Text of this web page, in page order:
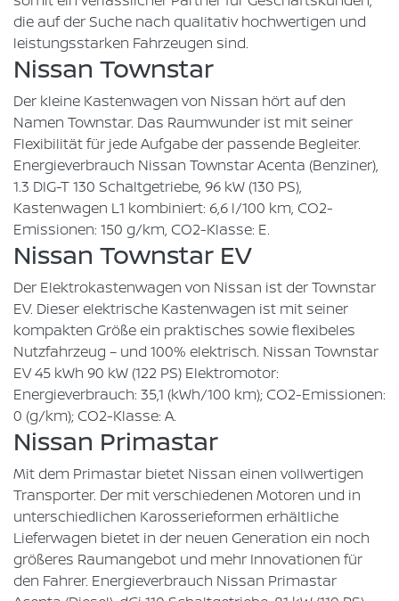
die auf der Suche nach qualitativ hochwertigen und
leistungsstarken Fahrzeugen sind.
Nissan Townstar
Der kleine Kastenwagen von Nissan hört auf den
Namen Townstar. Das Raumwunder ist mit seiner
Flexibilität für jede Aufgabe der passende Begleiter.
Energieverbrauch Nissan Townstar Acenta (Benziner),
1.3 DIG-T 130 Schaltgetriebe, 96 kW (130 PS),
Kastenwagen L1 kombiniert: 6,6 l/100 km, CO2-
Emissionen: 150 g/km, CO2-Klasse: E.
Nissan Townstar EV
Der Elektrokastenwagen von Nissan ist der Townstar
EV. Dieser elektrische Kastenwagen ist mit seiner
kompakten Größe ein praktisches sowie flexibeles
Nutzfahrzeug – und 100% elektrisch. Nissan Townstar
EV 45 kWh 90 kW (122 PS) Elektromotor:
Energieverbrauch: 35,1 (kWh/100 km); CO2-Emissionen:
0 (g/km); CO2-Klasse: A.
Nissan Primastar
Mit dem Primastar bietet Nissan einen vollwertigen
Transporter. Der mit verschiedenen Motoren und in
unterschiedlichen Karosserieformen erhältliche
Lieferwagen bietet in der neuen Generation ein noch
größeres Raumangebot und mehr Innovationen für
den Fahrer. Energieverbrauch Nissan Primastar